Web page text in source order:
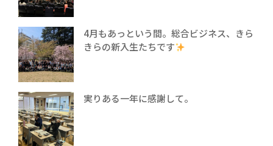
4月もあっという間。総合ビジネス、きら
きらの新入生たちです
実りある一年に感謝して。